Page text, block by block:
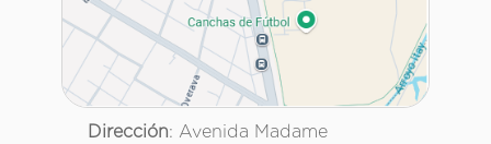
Dirección: Avenida Madame